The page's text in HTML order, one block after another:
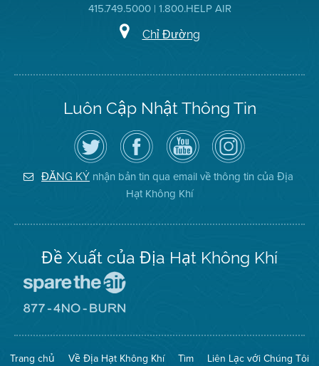
415.749.5000 | 1.800.HELP AIR
Chỉ Đường
Luôn Cập Nhật Thông Tin
Hãy
theo
dõi
Địa
Hạt
Không
Truy
cập
Trang
Facebook
của
Địa
Hạt
Kênh
YouTube
của
Địa
Hạt
Không
Khí
Air
District
on
Instagram
ĐĂNG KÝ nhận bản tin qua email về thông tin của Địa
Hạt Không Khí
Đề Xuất của Địa Hạt Không Khí
The
(Bảo
Mạng
No
Trang chủ Về Địa Hạt Không Khí Tìm Liên Lạc với Chúng Tôi